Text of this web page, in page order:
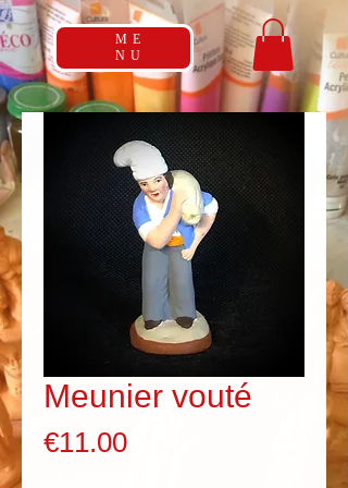
ME
NU
Meunier vouté
€11.00Price